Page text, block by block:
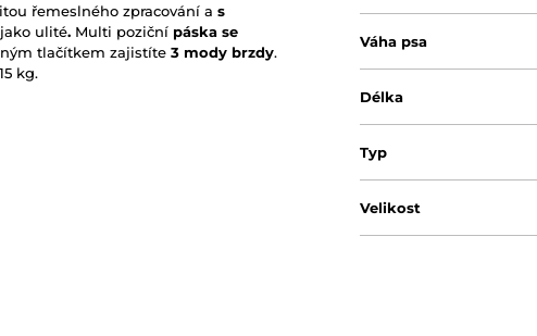
řemeslného zpracování a s
ulité. Multi poziční páska se
tlačítkem zajistíte 3 mody brzdy.
kg.
Váha psa
Délka
Typ
Velikost